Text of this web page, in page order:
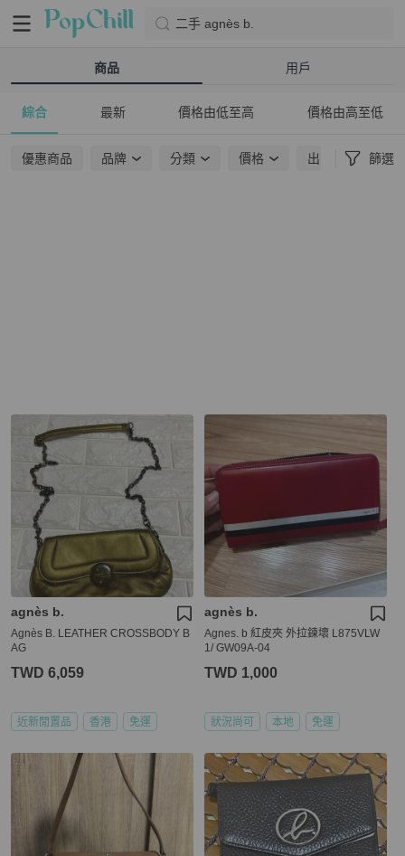
二手 agnès b.
商品 用戶
綜合 最新 價格由低至高 價格由高至低
優惠商品 品牌 分類 價格 出貨地點 篩選
agnès b.
Agnès B. LEATHER CROSSBODY B
AG
TWD 6,059
近新閒置品 香港 免運
agnès b.
Agnes. b 紅皮夾 外拉鍊壞 L875VLW
1/ GW09A-04
TWD 1,000
狀況尚可 本地 免運